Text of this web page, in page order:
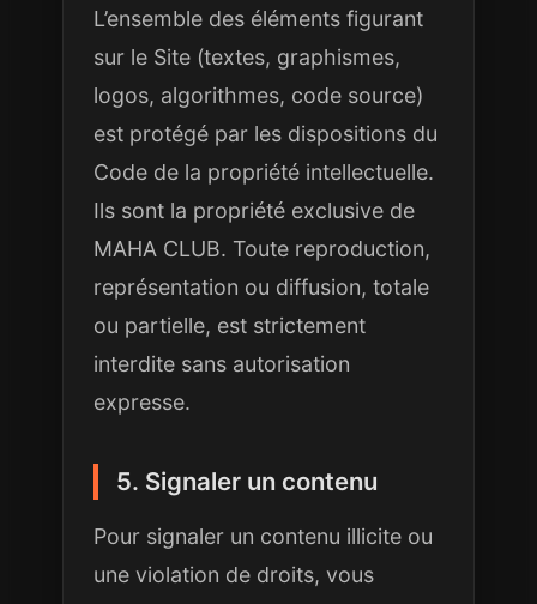
L’ensemble des éléments figurant
sur le Site (textes, graphismes,
logos, algorithmes, code source)
est protégé par les dispositions du
Code de la propriété intellectuelle.
Ils sont la propriété exclusive de
MAHA CLUB. Toute reproduction,
représentation ou diffusion, totale
ou partielle, est strictement
interdite sans autorisation
expresse.
5. Signaler un contenu
Pour signaler un contenu illicite ou
une violation de droits, vous